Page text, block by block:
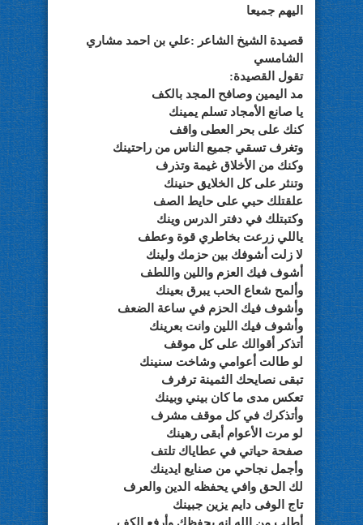
اليهم جميعا
قصيدة الشيخ الشاعر :علي بن احمد مشاري
الشامسي
تقول القصيدة:
مد اليمين وصافح المجد بالكف
يا صانع الأمجاد تسلم يمينك
كنك على بحر العطى واقف
وتغرف تسقي جميع الناس من راحتينك
وكنك من الأخلاق غيمة وتذرف
وتنثر على كل الخلايق حنينك
علقتلك حبي على حايط الصف
وكتبتلك في دفتر الدرس وينك
ياللي زرعت بخاطري قوة وعطف
لا زلت أشوفك بين حزمك ولينك
أشوف فيك العزم واللين واللطف
وألمح شعاع الحب يبرق بعينك
وأشوف فيك الحزم في ساعة الضعف
وأشوف فيك اللين وانت بعرينك
أتذكر أقوالك على كل موقف
لو طالت أعوامي وشاخت سنينك
تبقى نصايحك الثمينة ترفرف
تعكس مدى ما كان بيني وبينك
وأتذكرك في كل موقف مشرف
لو مرت الأعوام أبقى رهينك
صفحة حياتي في عطاياك تلتف
وأجمل نجاحي من صنايع ايدينك
لك الحق وافي يحفظه الدين والعرف
تاج الوفى دايم يزين جبينك
أطلب من الله انه يحفظك وأرفع الكف